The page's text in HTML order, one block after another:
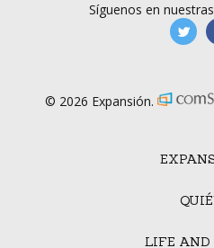
LIFE AND
Síguenos en
© 2026 Expansión.